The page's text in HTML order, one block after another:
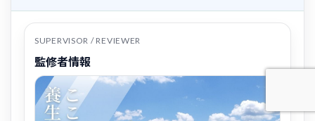
SUPERVISOR / REVIEWER
監修者情報